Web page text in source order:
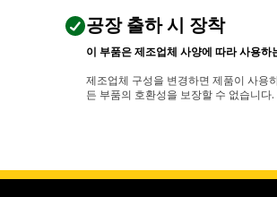
공장 출하 시 장착
이 부품은 제조업체 사양에 따라 사용
제조업체 구성을 변경하면 제품이 사용
든 부품의 호환성을 보장할 수 없습니다.